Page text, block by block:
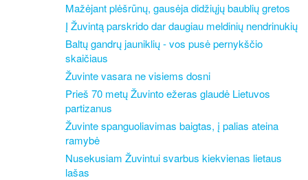
Mažėjant plėšrūnų, gausėja didžiųjų baublių gretos
Į Žuvintą parskrido dar daugiau meldinių nendrinukių
Baltų gandrų jauniklių - vos pusė pernykščio
skaičiaus
Žuvinte vasara ne visiems dosni
Prieš 70 metų Žuvinto ežeras glaudė Lietuvos
partizanus
Žuvinte spanguoliavimas baigtas, į palias ateina
ramybė
Nusekusiam Žuvintui svarbus kiekvienas lietaus
lašas